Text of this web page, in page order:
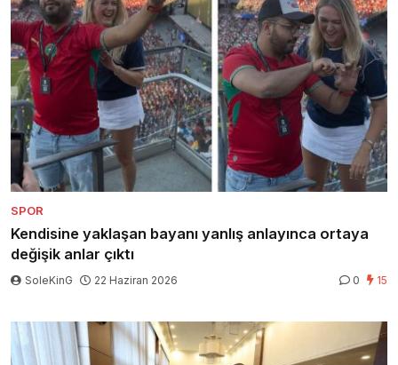
SPOR
Kendisine yaklaşan bayanı yanlış anlayınca ortaya
değişik anlar çıktı
SoleKinG 22 Haziran 2026 0 15